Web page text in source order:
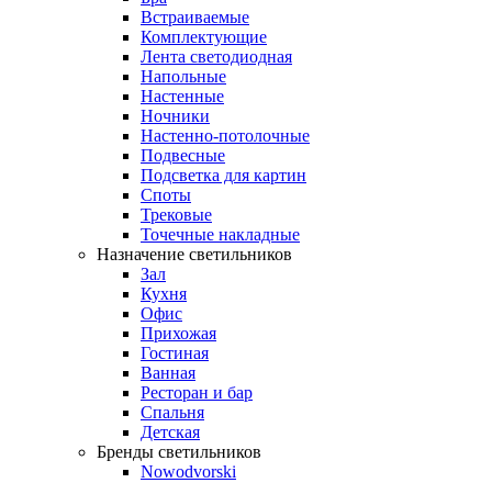
Встраиваемые
Комплектующие
Лента светодиодная
Напольные
Настенные
Ночники
Настенно-потолочные
Подвесные
Подсветка для картин
Споты
Трековые
Точечные накладные
Назначение светильников
Зал
Кухня
Офис
Прихожая
Гостиная
Ванная
Ресторан и бар
Спальня
Детская
Бренды светильников
Nowodvorski